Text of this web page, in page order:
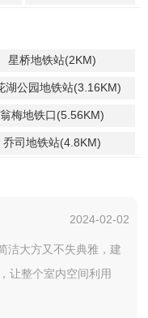
星桥地铁站(2KM)
湖公园地铁站(3.16KM)
翁梅地铁口(5.56KM)
乔司地铁站(4.8KM)
2024-02-02
洁大方又不失典雅，建
让整个室内空间利用